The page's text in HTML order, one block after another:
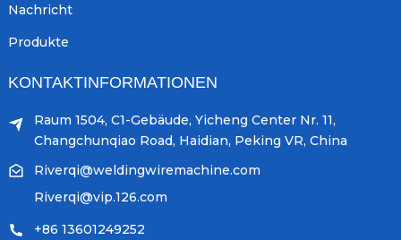
Nachricht
Produkte
KONTAKTINFORMATIONEN
Raum 1504, C1-Gebäude, Yicheng Center Nr. 11,
Changchunqiao Road, Haidian, Peking VR, China
Riverqi@weldingwiremachine.com
Riverqi@vip.126.com
+86 13601249252